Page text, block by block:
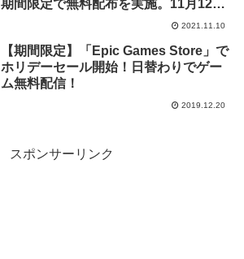
期間限定で無料配布を実施。11月12日
2021.11.10
【期間限定】「Epic Games Store」で
ホリデーセール開始！日替わりでゲー
ム無料配信！
2019.12.20
スポンサーリンク